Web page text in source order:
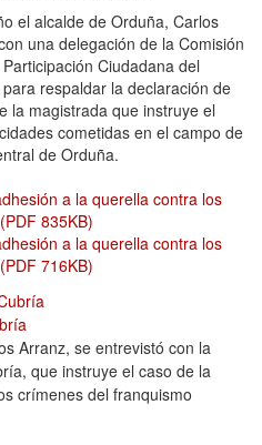
el alcalde de Orduña, Carlos
una delegación de la Comisión
Ciudadana del
respaldar la declaración de
la magistrada que instruye el
cometidas en el campo de
de Orduña.
a la querella contra los
835KB)
a la querella contra los
716KB)
Arranz, se entrevistó con la
que instruye el caso de la
crímenes del franquismo